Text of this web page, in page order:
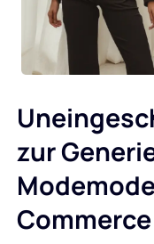
zur
Commerce